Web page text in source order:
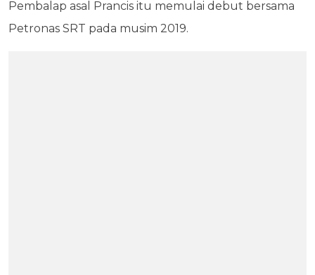
Pembalap asal Prancis itu memulai debut bersama
Petronas SRT pada musim 2019.